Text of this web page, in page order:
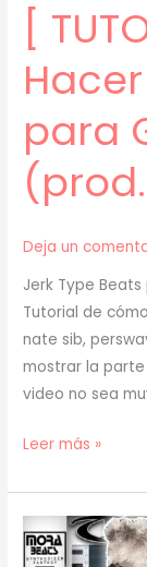
mora)
[
Hacer
para
Deja un
Jerk Type Beats
Tutorial de
nate sib,
mostrar la
video no sea
[
]
Cómo
Hacer
Leer más »